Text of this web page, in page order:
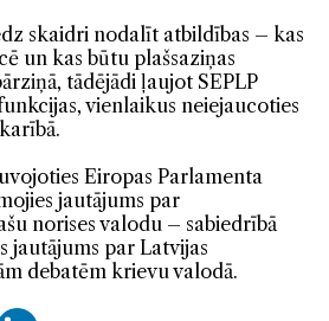
skaidri nodalīt atbildības – kas
un kas būtu plašsaziņas
tādējādi ļaujot SEPLP
vienlaikus neiejaucoties
Eiropas Parlamenta
jautājums par
norises valodu – sabiedrībā
jautājums par Latvijas
debatēm krievu valodā.